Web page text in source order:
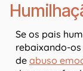
Se os pais
rebaixando-
de abuso